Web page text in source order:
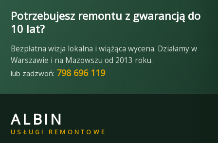
Potrzebujesz remontu z gwarancją do
10 lat?
Bezpłatna wizja lokalna i wiążąca wycena. Działamy w
Warszawie i na Mazowszu od 2013 roku.
lub zadzwoń: 798 696 119
ALBIN
USŁUGI REMONTOWE